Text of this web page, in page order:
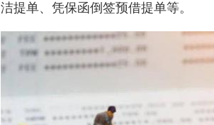
洁提单、凭保函倒签预借提单等。